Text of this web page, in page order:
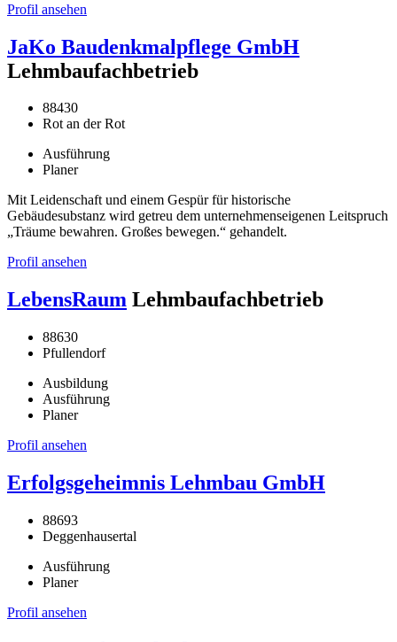
Profil ansehen
JaKo Baudenkmalpflege GmbH
Lehmbaufachbetrieb
88430
Rot an der Rot
Ausführung
Planer
Mit Leidenschaft und einem Gespür für historische
Gebäudesubstanz wird getreu dem unternehmenseigenen Leitspruch
„Träume bewahren. Großes bewegen.“ gehandelt.
Profil ansehen
LebensRaum Lehmbaufachbetrieb
88630
Pfullendorf
Ausbildung
Ausführung
Planer
Profil ansehen
Erfolgsgeheimnis Lehmbau GmbH
88693
Deggenhausertal
Ausführung
Planer
Profil ansehen